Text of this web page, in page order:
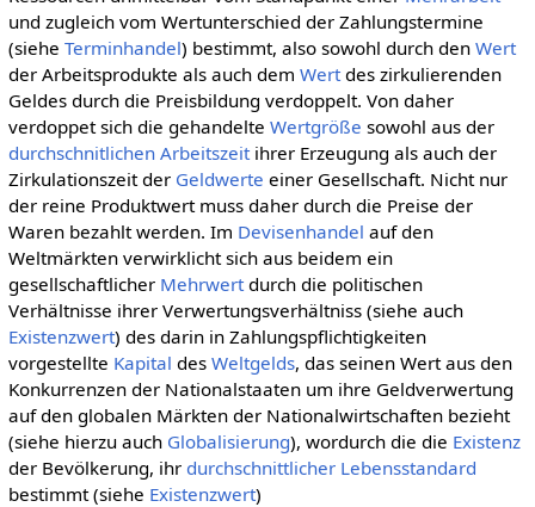
und zugleich vom Wertunterschied der Zahlungstermine
(siehe Terminhandel) bestimmt, also sowohl durch den Wert
der Arbeitsprodukte als auch dem Wertdes zirkulierenden
Geldes durch die Preisbildung verdoppelt. Von daher
verdoppet sich die gehandelte Wertgröße sowohl aus der
durchschnitlichen Arbeitszeitihrer Erzeugung als auch der
Zirkulationszeit der Geldwerte einer Gesellschaft. Nicht nur
der reine Produktwert muss daher durch die Preise der
Waren bezahlt werden. Im Devisenhandel auf den
Weltmärkten verwirklicht sich aus beidem ein
gesellschaftlicher Mehrwertdurch die politischen
Verhältnisse ihrer Verwertungsverhältniss (siehe auch
Existenzwert) des darin in Zahlungspflichtigkeiten
vorgestellte Kapital des Weltgelds, das seinen Wert aus den
Konkurrenzen der Nationalstaaten um ihre Geldverwertung
auf den globalen Märkten der Nationalwirtschaften bezieht
(siehe hierzu auch Globalisierung), wordurch die die Existenz
der Bevölkerung, ihr durchschnittlicher Lebensstandard
bestimmt (siehe Existenzwert)